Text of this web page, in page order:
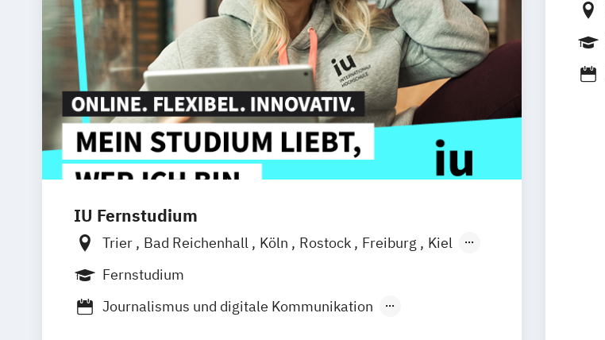
IU Fernstudium
Trier Bad Reichenhall Köln Rostock Freiburg
Kiel
Frankfurt am Main
Oberhausen Offenbach Saarbrücken Neu-Ulm
Fernstudium
Journalismus und digitale Kommunikation